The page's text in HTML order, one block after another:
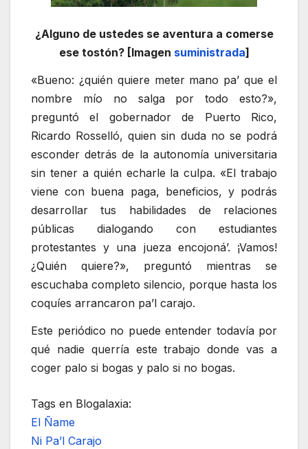
¿Alguno de ustedes se aventura a comerse
ese tostón? [Imagen suministrada]
«Bueno: ¿quién quiere meter mano pa’ que el
nombre mío no salga por todo esto?»,
preguntó el gobernador de Puerto Rico,
Ricardo Rosselló, quien sin duda no se podrá
esconder detrás de la autonomía universitaria
sin tener a quién echarle la culpa. «El trabajo
viene con buena paga, beneficios, y podrás
desarrollar tus habilidades de relaciones
públicas dialogando con estudiantes
protestantes y una jueza encojoná’. ¡Vamos!
¿Quién quiere?», preguntó mientras se
escuchaba completo silencio, porque hasta los
coquíes arrancaron pa’l carajo.
Este periódico no puede entender todavía por
qué nadie querría este trabajo donde vas a
coger palo si bogas y palo si no bogas.
Tags en Blogalaxia:
El Ñame
Ni Pa’l Carajo